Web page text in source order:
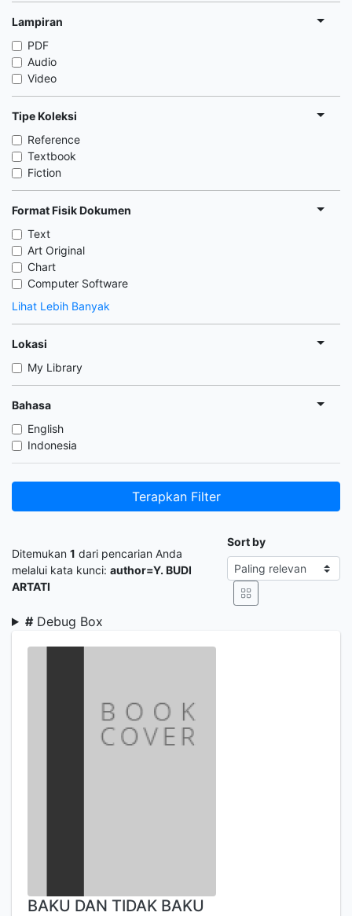
Lampiran
PDF
Audio
Video
Tipe Koleksi
Reference
Textbook
Fiction
Format Fisik Dokumen
Text
Art Original
Chart
Computer Software
Lihat Lebih Banyak
Lokasi
My Library
Bahasa
English
Indonesia
Terapkan Filter
Ditemukan 1 dari pencarian Anda
melalui kata kunci: author=Y. BUDI
ARTATI
Sort by
# Debug Box
BAKU DAN TIDAK BAKU